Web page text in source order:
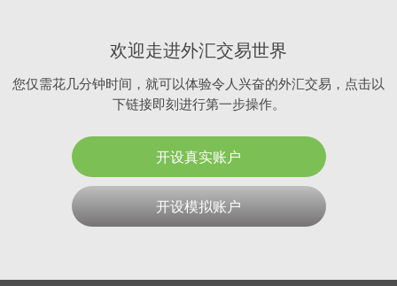
欢迎走进外汇交易世界
您仅需花几分钟时间，就可以体验令人兴奋的外汇交易，点击以
下链接即刻进行第一步操作。
开设真实账户
开设模拟账户